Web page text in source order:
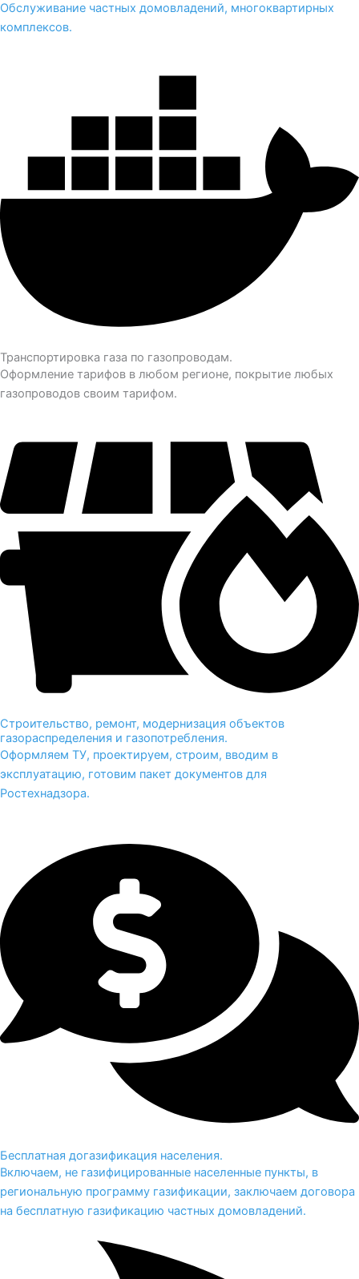
Обслуживание частных домовладений, многоквартирных
комплексов.
Транспортировка газа по газопроводам.
Оформление тарифов в любом регионе, покрытие любых
газопроводов своим тарифом.
Строительство, ремонт, модернизация объектов
газораспределения и газопотребления.
Оформляем ТУ, проектируем, строим, вводим в
эксплуатацию, готовим пакет документов для
Ростехнадзора.
Бесплатная догазификация населения.
Включаем, не газифицированные населенные пункты, в
региональную программу газификации, заключаем договора
на бесплатную газификацию частных домовладений.